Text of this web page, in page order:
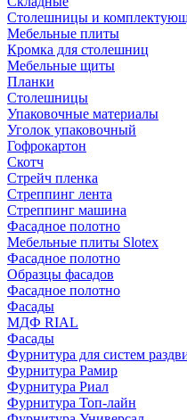
Столешницы и
Мебельные плиты
Кромка для столешниц
Мебельные щиты
Планки
Столешницы
Упаковочные материалы
Уголок упаковочный
Гофрокартон
Скотч
Стрейч пленка
Стреппинг лента
Стреппинг машина
Фасадное полотно
Мебельные плиты Slotex
Фасадное полотно
Образцы фасадов
Фасадное полотно
Фасады
МДФ RIAL
Фасады
Фурнитура для систем
Фурнитура Рамир
Фурнитура Риал
Фурнитура Топ-лайн